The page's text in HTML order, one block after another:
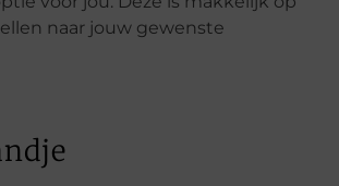
naar jouw gewenste